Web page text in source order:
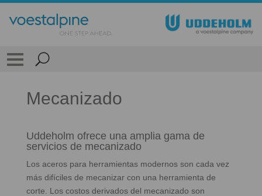
Mecanizado
Uddeholm ofrece una amplia gama de
servicios de mecanizado
Los aceros para herramientas modernos son cada vez
más difíciles de mecanizar con una herramienta de
corte. Los costos derivados del mecanizado son